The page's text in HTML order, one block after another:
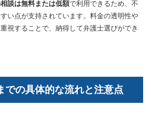
談は無料または低額で利用できるため、不
い点が支持されています。料金の透明性や
視することで、納得して弁護士選びができ
での具体的な流れと注意点